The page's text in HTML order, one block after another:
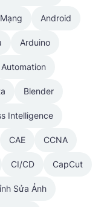
Android
Arduino
Automation
Blender
Intelligence
CAE CCNA
CI/CD CapCut
Sửa Ảnh